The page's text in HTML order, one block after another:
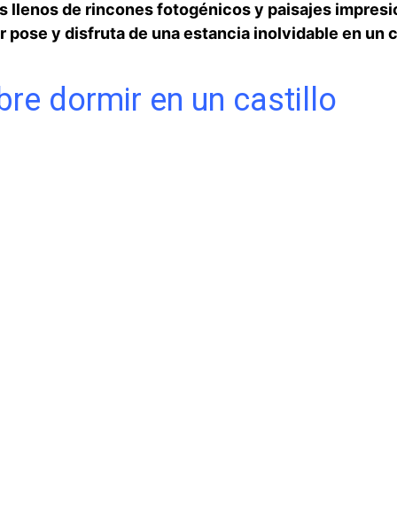
llenos de rincones fotogénicos ⁤y paisajes
pose y ⁤disfruta de una estancia inolvidable ⁣en un⁢
dormir en​ un castillo